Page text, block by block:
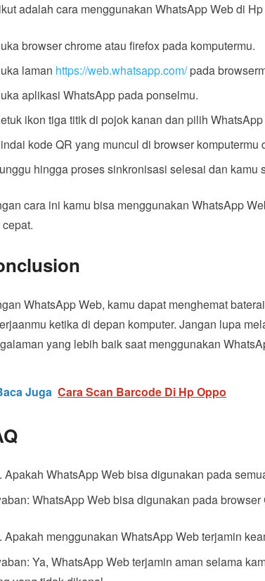
adalah cara menggunakan WhatsApp Web di
browser chrome atau firefox pada komputermu.
laman https://web.whatsapp.com/pada
aplikasi WhatsApp pada ponselmu.
ikon tiga titik di pojok kanan dan pilih
kode QR yang muncul di browser komputermu
hingga proses sinkronisasi selesai dan kamu
cara ini kamu bisa menggunakan WhatsApp
WhatsApp Web, kamu dapat menghemat
ketika di depan komputer. Jangan lupa
yang lebih baik saat menggunakan
Juga Cara Scan Barcode Di Hp Oppo
Apakah WhatsApp Web bisa digunakan pada
WhatsApp Web bisa digunakan pada
Apakah menggunakan WhatsApp Web terjamin
Ya, WhatsApp Web terjamin aman selama